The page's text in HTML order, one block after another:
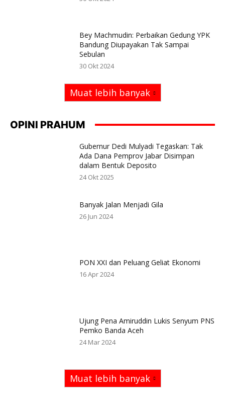
Bey Machmudin: Perbaikan Gedung YPK
Bandung Diupayakan Tak Sampai
Sebulan
30 Okt 2024
Muat lebih banyak
OPINI PRAHUM
Gubernur Dedi Mulyadi Tegaskan: Tak
Ada Dana Pemprov Jabar Disimpan
dalam Bentuk Deposito
24 Okt 2025
Banyak Jalan Menjadi Gila
26 Jun 2024
PON XXI dan Peluang Geliat Ekonomi
16 Apr 2024
Ujung Pena Amiruddin Lukis Senyum PNS
Pemko Banda Aceh
24 Mar 2024
Muat lebih banyak